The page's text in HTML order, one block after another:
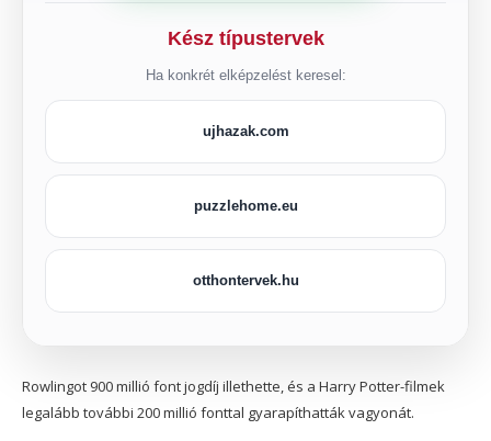
Kész típustervek
Ha konkrét elképzelést keresel:
ujhazak.com
puzzlehome.eu
otthontervek.hu
Rowlingot 900 millió font jogdíj illethette, és a Harry Potter-filmek
legalább további 200 millió fonttal gyarapíthatták vagyonát.